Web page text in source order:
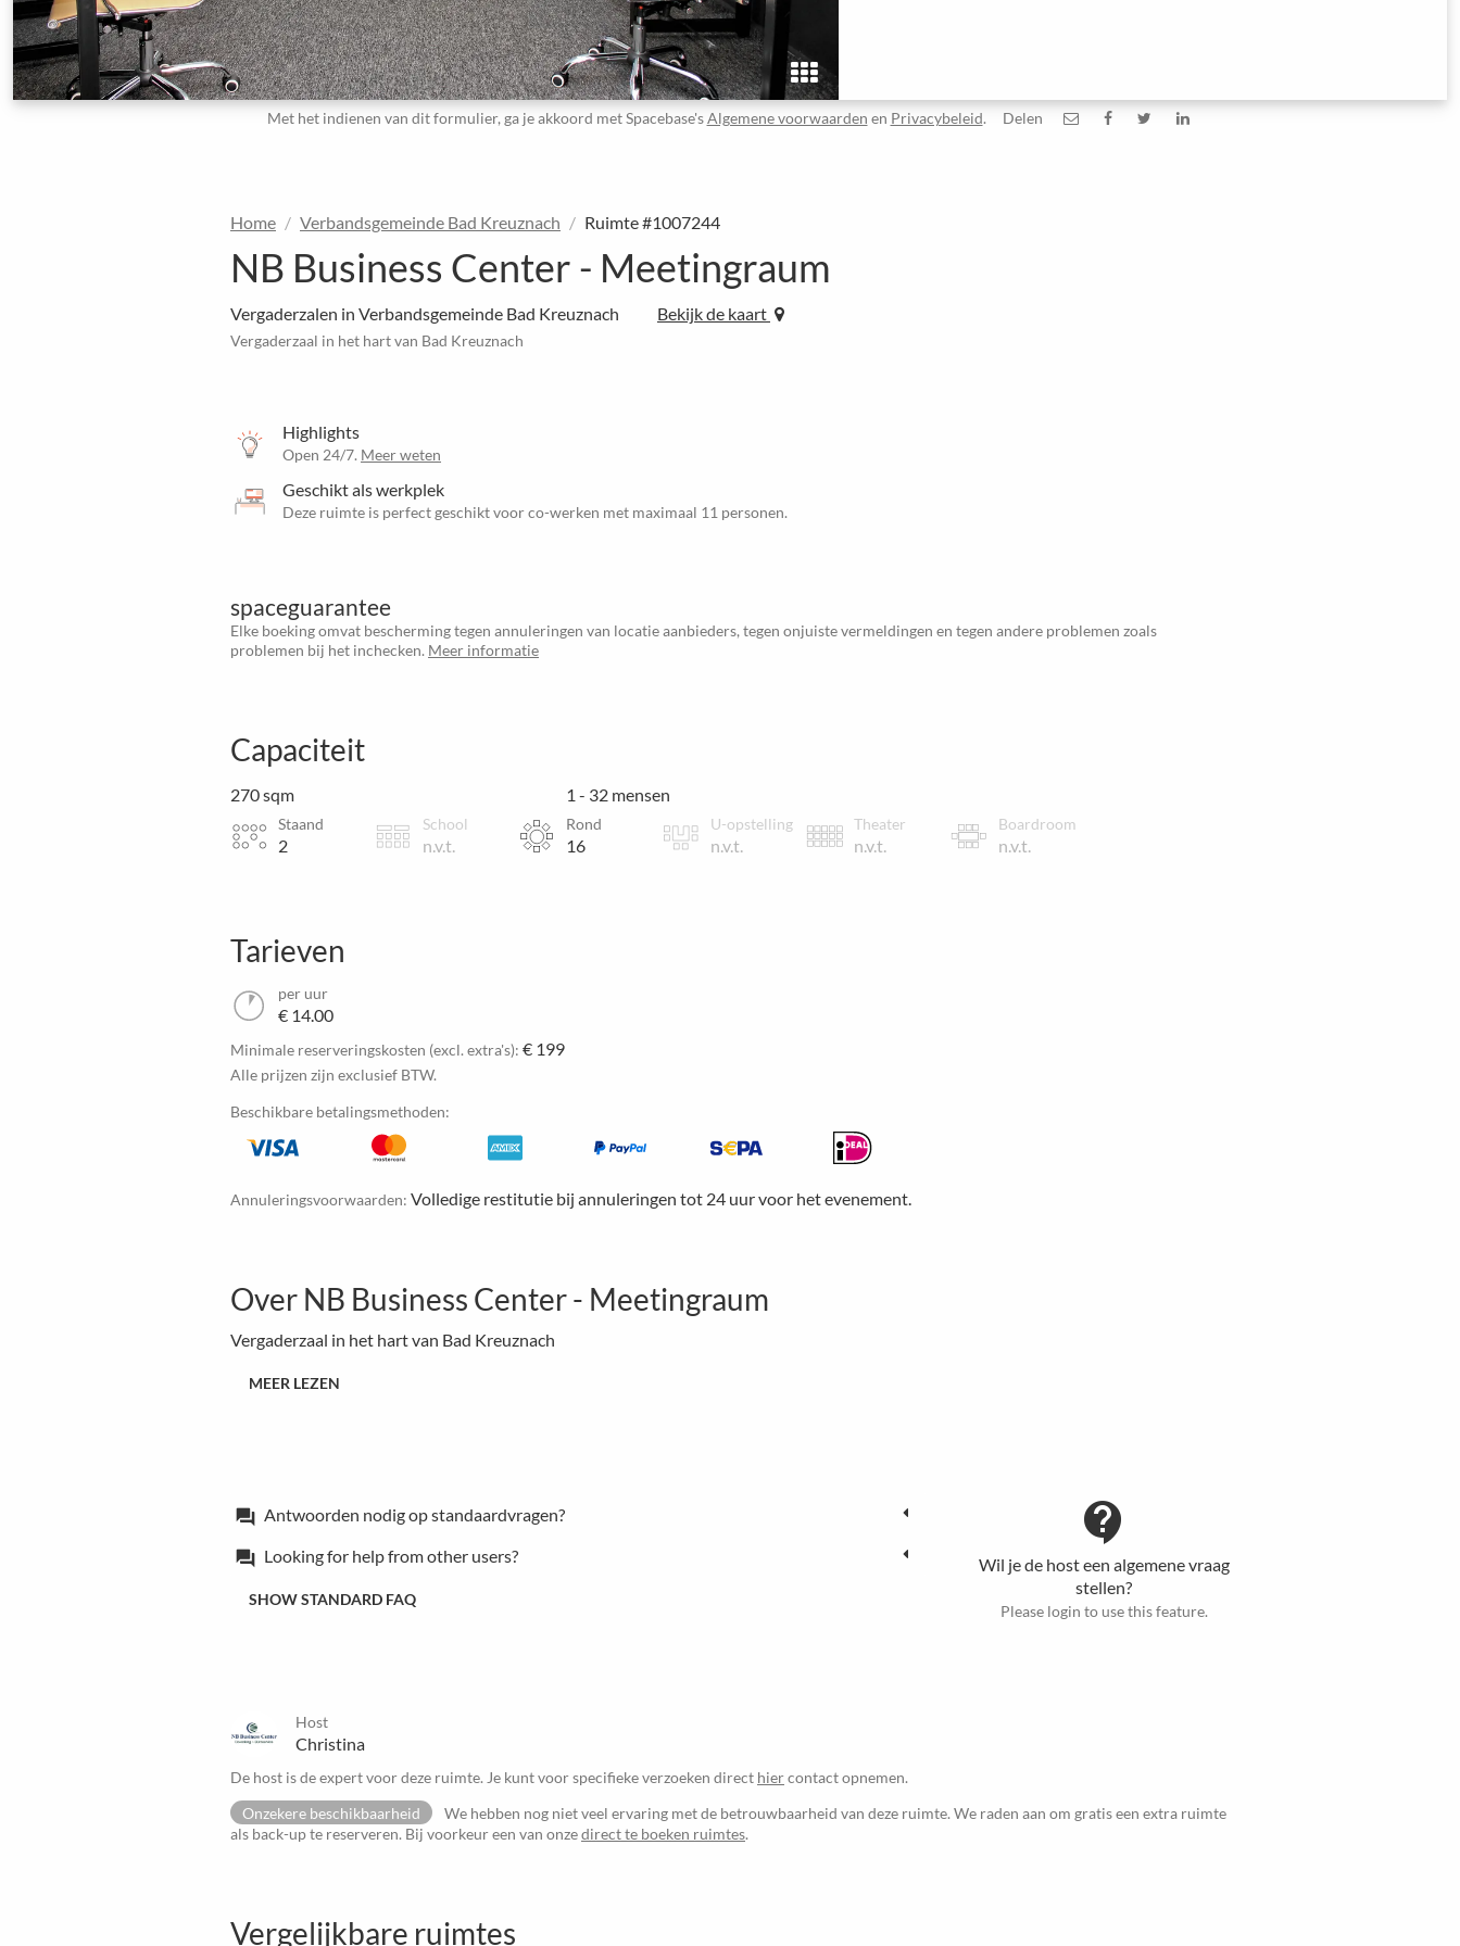
Met het indienen van dit formulier, ga je akkoord met Spacebase'sAlgemene voorwaarden en Privacybeleid. Delen
Home Verbandsgemeinde Bad Kreuznach Ruimte #1007244
NB Business Center - Meetingraum
Vergaderzalen in Verbandsgemeinde Bad Kreuznach Bekijk de kaart
Vergaderzaal in het hart van Bad Kreuznach
Highlights
Open 24/7. Meer weten
Geschikt als werkplek
Deze ruimte is perfect geschikt voor co-werken met maximaal 11 personen.
spaceguarantee
Elke boeking omvat bescherming tegen annuleringen van locatie aanbieders, tegen onjuiste vermeldingen en tegen andere problemen zoals
problemen bij het inchecken. Meer informatie
Capaciteit
270 sqm 1 - 32 mensen
Staand
2
School
n.v.t.
Rond
16
U-opstelling
n.v.t.
Theater
n.v.t.
Boardroom
n.v.t.
Tarieven
per uur
€ 14.00
Minimale reserveringskosten (excl. extra's): € 199
Alle prijzen zijn exclusief BTW.
Beschikbare betalingsmethoden:
Annuleringsvoorwaarden: Volledige restitutie bij annuleringen tot 24 uur voor het evenement.
Over NB Business Center - Meetingraum
Vergaderzaal in het hart van Bad Kreuznach
MEER LEZEN
forum Antwoorden nodig op standaardvragen?
forum Looking for help from other users?
SHOW STANDARD FAQ
contact_support
Wil je de host een algemene vraag
stellen?
Please login to use this feature.
Host
Christina
De host is de expert voor deze ruimte. Je kunt voor specifieke verzoeken direct hiercontact opnemen.
Onzekere beschikbaarheid
We hebben nog niet veel ervaring met de betrouwbaarheid van deze ruimte. We raden aan om gratis een extra ruimte
als back-up te reserveren. Bij voorkeur een van onzedirect te boeken ruimtes.
Vergelijkbare ruimtes